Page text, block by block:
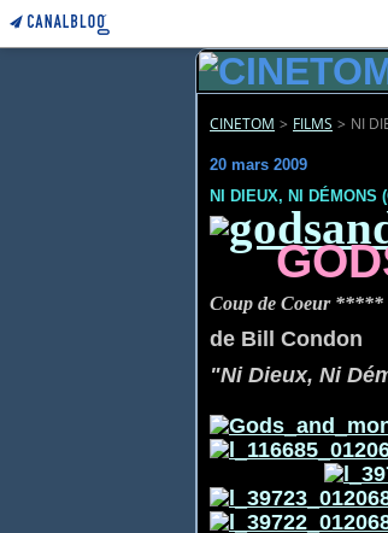
CINETOM > FILMS > NI
20 mars 2009
NI DIEUX, NI DÉMONS
Coup de Coeur *****
de Bill
"Ni Dieux, Ni